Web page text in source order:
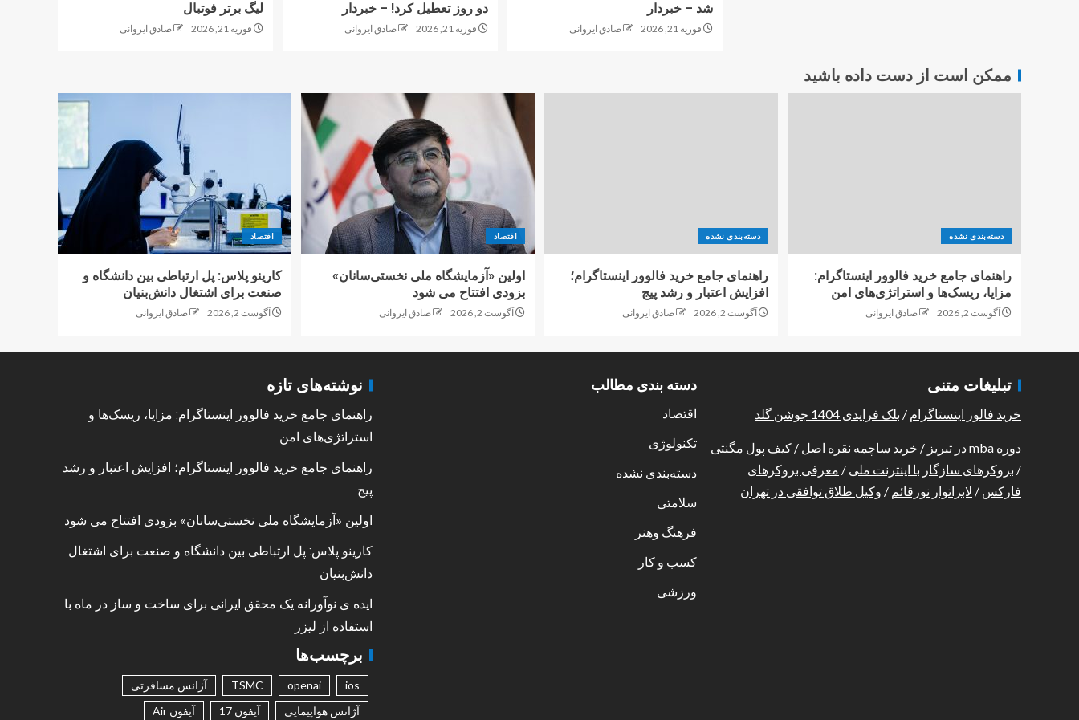
شد – خبردار
فوریه 21, 2026 صادق ایروانی
دو روز تعطیل کرد! – خبردار
فوریه 21, 2026 صادق ایروانی
لیگ برتر فوتبال
فوریه 21, 2026 صادق ایروانی
ممکن است از دست داده باشید
دسته‌بندی نشده
راهنمای جامع خرید فالوور اینستاگرام:
مزایا، ریسک‌ها و استراتژی‌های امن
آگوست 2, 2026 صادق ایروانی
دسته‌بندی نشده
راهنمای جامع خرید فالوور اینستاگرام؛
افزایش اعتبار و رشد پیج
آگوست 2, 2026 صادق ایروانی
اقتصاد
اولین «آزمایشگاه ملی نخستی‌سانان»
بزودی افتتاح می شود
آگوست 2, 2026 صادق ایروانی
اقتصاد
کارینو پلاس: پل ارتباطی بین دانشگاه و
صنعت برای اشتغال دانش‌بنیان
آگوست 2, 2026 صادق ایروانی
نوشته‌های تازه
راهنمای جامع خرید فالوور اینستاگرام: مزایا، ریسک‌ها و
استراتژی‌های امن
راهنمای جامع خرید فالوور اینستاگرام؛ افزایش اعتبار و رشد
پیج
اولین «آزمایشگاه ملی نخستی‌سانان» بزودی افتتاح می شود
کارینو پلاس: پل ارتباطی بین دانشگاه و صنعت برای اشتغال
دانش‌بنیان
ایده ی نوآورانه یک محقق ایرانی برای ساخت و ساز در ماه با
استفاده از لیزر
برچسب‌ها
ios
openai
TSMC
آژانس مسافرتی
آژانس هواپیمایی
آیفون 17
آیفون Air
دسته بندی مطالب
اقتصاد
تکنولوژی
دسته‌بندی نشده
سلامتی
فرهنگ وهنر
کسب و کار
ورزشی
تبلیغات متنی
خرید فالور اینستاگرام / بلک فرایدی 1404 جوشن گلد
دوره mba در تبریز / خرید ساچمه نقره اصل / کیف پول مگنتی
/ بروکرهای سازگار با اینترنت ملی / معرفی بروکرهای
فارکس / لابراتوار نورقائم / وکیل طلاق توافقی در تهران